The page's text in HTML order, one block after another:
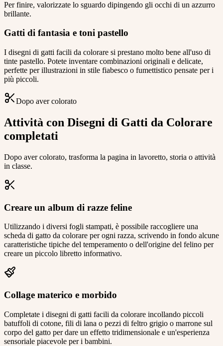
Per finire, valorizzate lo sguardo dipingendo gli occhi di un azzurro
brillante.
Gatti di fantasia e toni pastello
I disegni di gatti facili da colorare si prestano molto bene all'uso di
tinte pastello. Potete inventare combinazioni originali e delicate,
perfette per illustrazioni in stile fiabesco o fumettistico pensate per i
più piccoli.
Dopo aver colorato
Attività con Disegni di Gatti da Colorare
completati
Dopo aver colorato, trasforma la pagina in lavoretto, storia o attività
in classe.
Creare un album di razze feline
Utilizzando i diversi fogli stampati, è possibile raccogliere una
scheda di gatto da colorare per ogni razza, scrivendo in fondo alcune
caratteristiche tipiche del temperamento o dell'origine del felino per
creare un piccolo libretto informativo.
Collage materico e morbido
Completate i disegni di gatti facili da colorare incollando piccoli
batuffoli di cotone, fili di lana o pezzi di feltro grigio o marrone sul
corpo del gatto per dare un effetto tridimensionale e un'esperienza
sensoriale piacevole per i bambini.